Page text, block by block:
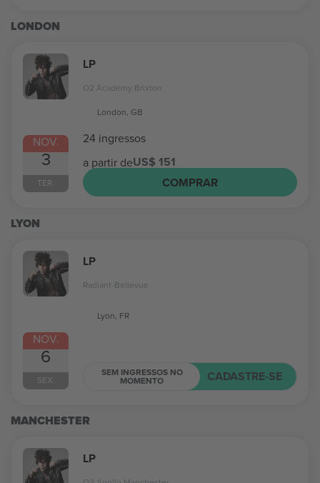
LONDON
NOV.
3
TER.
LP
O2 Academy Brixton
London, GB
24 ingressos
a partir deUS$ 151
COMPRAR
LYON
NOV.
6
SEX.
LP
Radiant-Bellevue
Lyon, FR
SEM INGRESSOS NO
MOMENTO CADASTRE-SE
MANCHESTER
LP